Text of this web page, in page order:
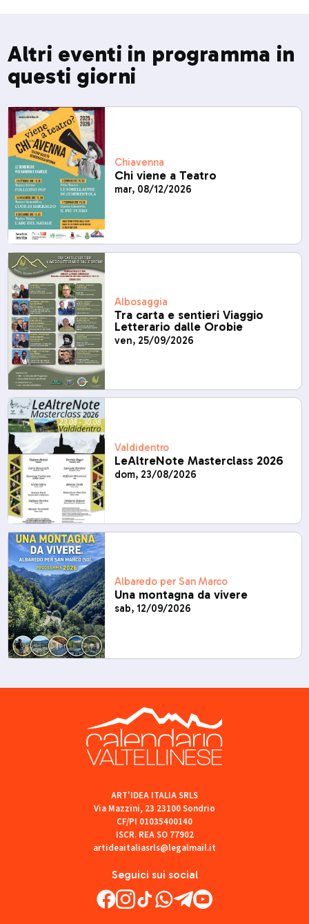
Altri eventi in programma in
questi giorni
Chiavenna
Chi viene a Teatro
mar, 08/12/2026
Albosaggia
Tra carta e sentieri Viaggio
Letterario dalle Orobie
ven, 25/09/2026
Valdidentro
LeAltreNote Masterclass 2026
dom, 23/08/2026
Albaredo per San Marco
Una montagna da vivere
sab, 12/09/2026
Seguici sui social
ART'IDEA ITALIA SRLS
Via Mazzini, 23 23100 Sondrio
CF/PI 01035400140
ISCR. REA SO 77902
artideaitaliasrls@legalmail.it